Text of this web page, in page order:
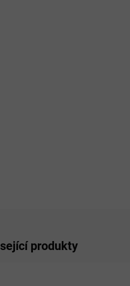
produkty